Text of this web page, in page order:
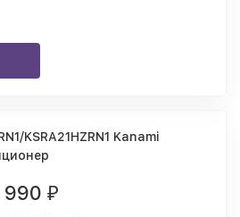
KSRA21HZRN1 Kanami
990 ₽